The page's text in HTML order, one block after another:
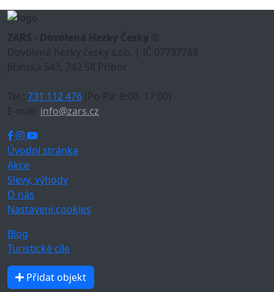
ZARS - Dovolená Hezky Česky ®
Dovolená hezky česky s.r.o. | IČ 07797788
Jičínská 543, 742 58 Příbor
Tel.: 731 112 476 (Po-Pá: 9:00- 17:00)
E-mail: info@zars.cz
Úvodní stránka
Akce
Slevy, výhody
O nás
Nastavení cookies
Blog
Turistické cíle
Přidat objekt